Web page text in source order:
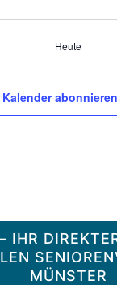
Heute
Kalender abonnieren
IHR
MÜNSTER